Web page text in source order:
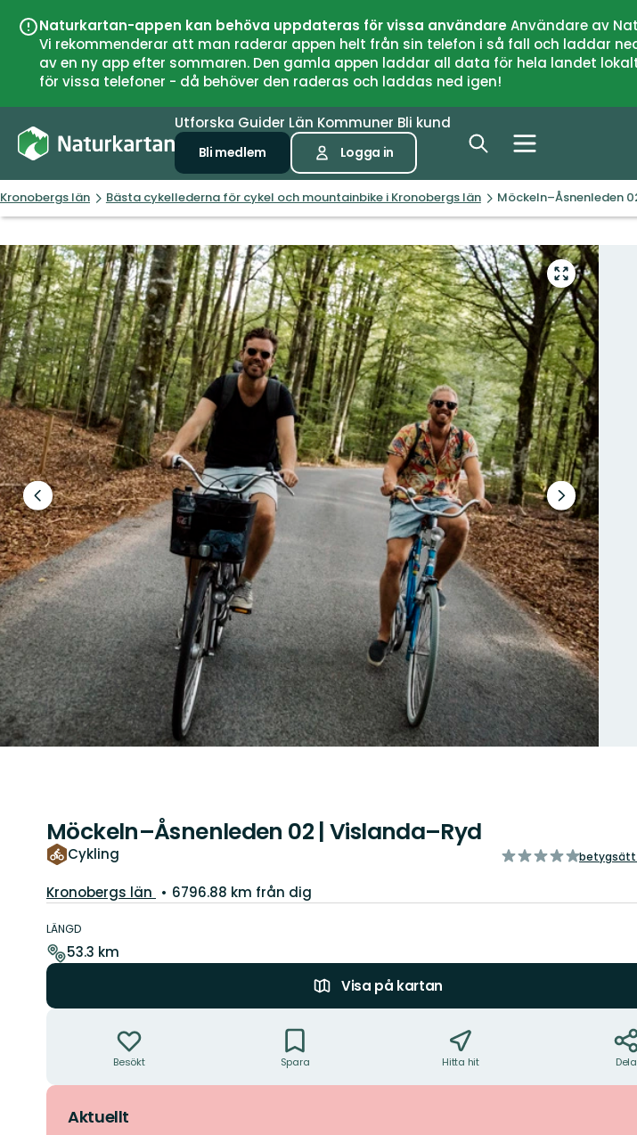
Naturkartan-appen kan behöva uppdateras för vissa användareAnvändare av
Vi rekommenderar att man raderar appen helt från sin telefon i så fall och laddar
av en ny app efter sommaren. Den gamla appen laddar all data för hela landet
för vissa telefoner - då behöver den raderas och laddas ned igen!
Utforska Guider Län Kommuner Bli kund
Bli medlem Logga in
Kronobergs län Bästa cykellederna för cykel och mountainbike i Kronobergs län Möckeln–Åsnenleden
Gå
till
Föregående
bild
Nästa
bildspel
Möckeln–Åsnenleden 02 | Vislanda–Ryd
Cykling
av
betygsätt
Län:
Kronobergs län 6796.88 km från dig
om
leden
LÄNGD
53.3 km
Visa på kartan
Besökt Spara Hitta hit Dela
Aktuellt